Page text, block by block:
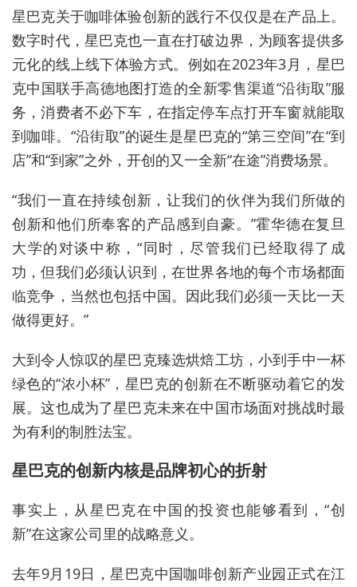
星巴克关于咖啡体验创新的践行不仅仅是在产品上。
数字时代，星巴克也一直在打破边界，为顾客提供多
元化的线上线下体验方式。例如在2023年3月，星巴
克中国联手高德地图打造的全新零售渠道“沿街取”服
务，消费者不必下车，在指定停车点打开车窗就能取
到咖啡。“沿街取”的诞生是星巴克的“第三空间”在“到
店”和“到家”之外，开创的又一全新“在途”消费场景。
“我们一直在持续创新，让我们的伙伴为我们所做的
创新和他们所奉客的产品感到自豪。”霍华德在复旦
大学的对谈中称，“同时，尽管我们已经取得了成
功，但我们必须认识到，在世界各地的每个市场都面
临竞争，当然也包括中国。因此我们必须一天比一天
做得更好。”
大到令人惊叹的星巴克臻选烘焙工坊，小到手中一杯
绿色的“浓小杯”，星巴克的创新在不断驱动着它的发
展。这也成为了星巴克未来在中国市场面对挑战时最
为有利的制胜法宝。
星巴克的创新内核是品牌初心的折射
事实上，从星巴克在中国的投资也能够看到，“创
新”在这家公司里的战略意义。
去年9月19日，星巴克中国咖啡创新产业园正式在江